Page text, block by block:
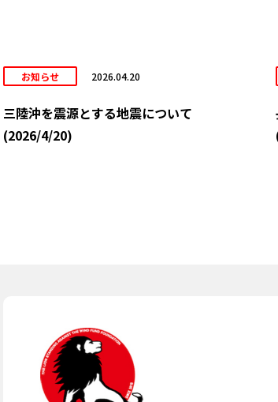
お知らせ 2026.04.20
三陸沖を震源とする地震について
(2026/4/20)